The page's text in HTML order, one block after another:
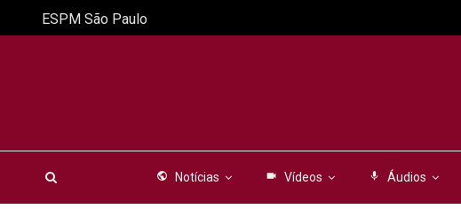
public Notícias videocam Vídeos mic Áudios
ESPM São Paulo